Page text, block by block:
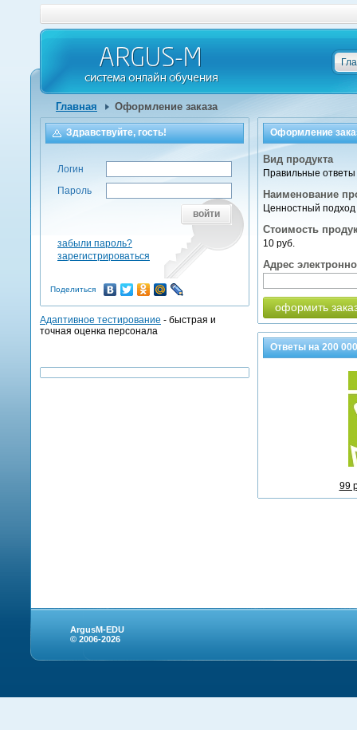
Главная Оформление заказа
Оформление
Вид продукта
Правильные ответы
Наименование
Ценностный
Стоимость
10 руб.
Адрес
оформить
Ответы на200 000
99
Здравствуйте, гость!
Логин
Пароль
войти
забыли пароль?
зарегистрироваться
Поделиться
Адаптивное тестирование - быстрая и
точная оценка персонала
ArgusM-EDU
© 2006-2026